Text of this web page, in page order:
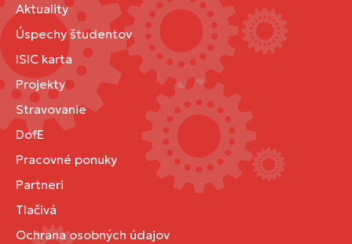
Aktuality
Úspechy študentov
ISIC karta
Projekty
Stravovanie
DofE
Pracovné ponuky
Partneri
Tlačivá
Ochrana osobných údajov